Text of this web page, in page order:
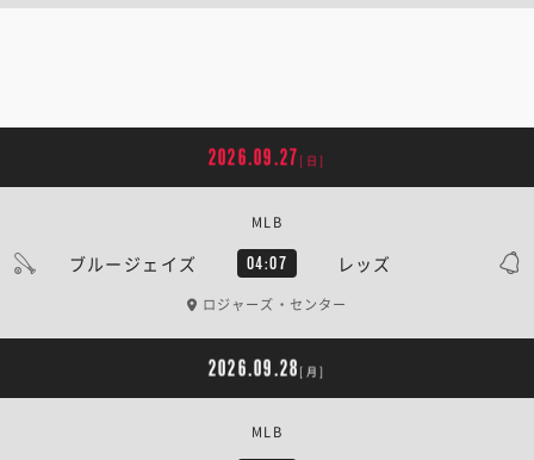
2026.09.27 [日]
ブルージェイズ 04:07 レッズ
MLB
ロジャーズ・センター
2026.09.28 [月]
MLB